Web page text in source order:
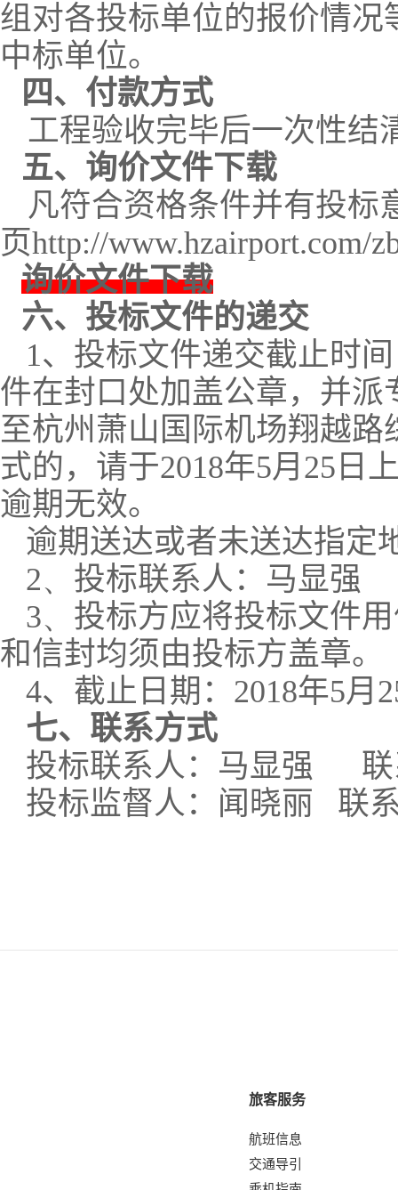
组对各投标单位的报价情
中标单位。
四、付款方式
工程验收完毕后一次性结
五、询价文件下载
凡符合资格条件并有投标
页http://www.hzairport.com/
询价文件下载
六、投标文件的递交
1、投标文件递交截止时
件在封口处加盖公章，并派
至杭州萧山国际机场翔越
式的，请于2018年5月 25 日
逾期无效。
逾期送达或者未送达指定
2、 投标联系人：马显强
3、 投标方应将投标文件
和信封均须由投标方盖章。
4、截止日期： 2018年5月
七、联系方式
投标联系人：马显强
投标监督人：闻晓丽
联
旅客服务
航班信息
交通导引